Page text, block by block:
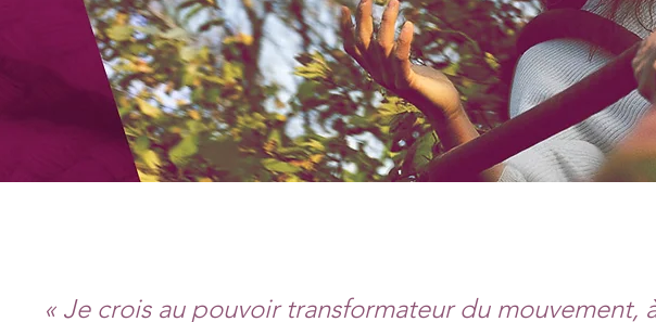
« Je crois au pouvoir transformateur du mouvement,